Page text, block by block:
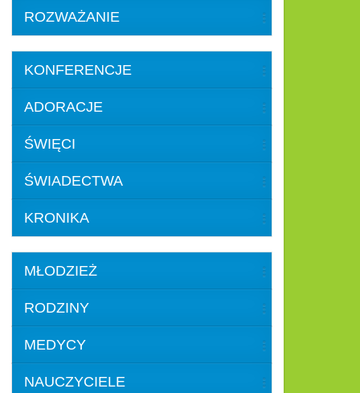
ROZWAŻANIE
KONFERENCJE
ADORACJE
ŚWIĘCI
ŚWIADECTWA
KRONIKA
MŁODZIEŻ
RODZINY
MEDYCY
NAUCZYCIELE